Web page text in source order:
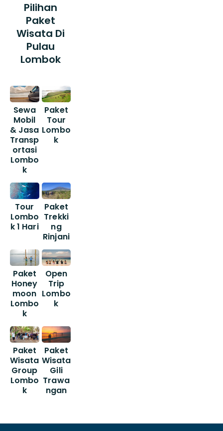
Pilihan
Paket
Wisata Di
Pulau
Lombok
Sewa
Mobil
& Jasa
Transp
ortasi
Lombo
k
Paket
Tour
Lombo
k
Tour
Lombo
k 1 Hari
Paket
Trekki
ng
Rinjani
Paket
Honey
moon
Lombo
k
Open
Trip
Lombo
k
Paket
Wisata
Group
Lombo
k
Paket
Wisata
Gili
Trawa
ngan